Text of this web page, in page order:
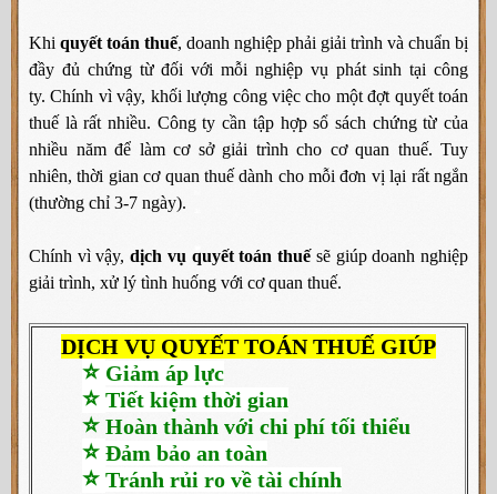
Khi quyết toán thuế, doanh nghiệp phải giải trình và chuẩn bị
đầy đủ chứng từ đối với mỗi nghiệp vụ phát sinh tại công
ty.Chính vì vậy, khối lượng công việc cho một đợt quyết toán
thuế là rất nhiều. Công ty cần tập hợp sổ sách chứng từ của
nhiều năm để làm cơ sở giải trình cho cơ quan thuế. Tuy
nhiên, thời gian cơ quan thuế dành cho mỗi đơn vị lại rất ngắn
(thường chỉ 3-7 ngày).
Chính vì vậy,dịch vụ quyết toán thuếsẽ giúp doanh nghiệp
giải trình, xử lý tình huống với cơ quan thuế.
DỊCH VỤ QUYẾT TOÁN THUẾ GIÚP
⭐ Giảm áp lực
⭐ Tiết kiệm thời gian
⭐ Hoàn thành với chi phí tối thiểu
⭐ Đảm bảo an toàn
⭐ Tránh rủi ro về tài chính